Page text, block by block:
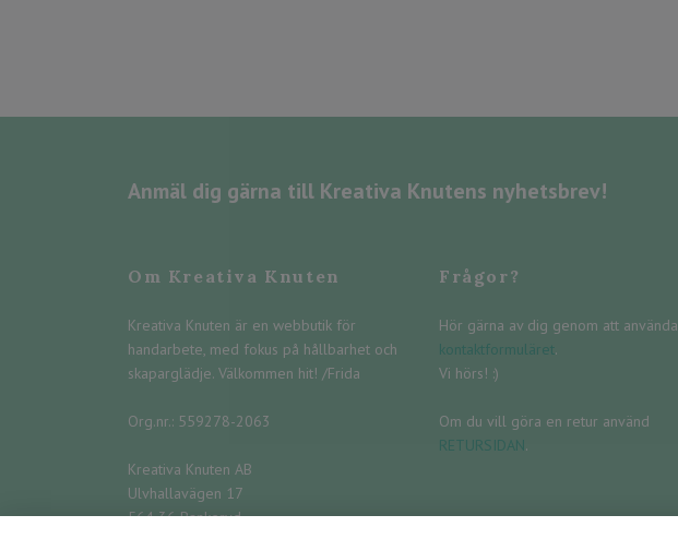
Anmäl dig gärna till Kreativa Knutens nyhetsbrev!
Om Kreativa Knuten
Kreativa Knuten är en webbutik för
handarbete, med fokus på hållbarhet och
skaparglädje. Välkommen hit! /Frida
Org.nr.: 559278-2063
Kreativa Knuten AB
Ulvhallavägen 17
564 36 Bankeryd
Frågor?
Hör gärna av dig genom att använda
kontaktformuläret.
Vi hörs! :)
Om du vill göra en retur använd
RETURSIDAN.